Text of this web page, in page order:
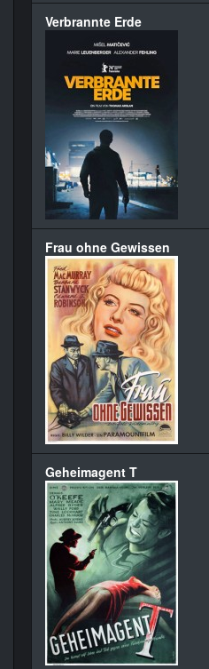
Verbrannte Erde
Frau ohne Gewissen
Geheimagent T